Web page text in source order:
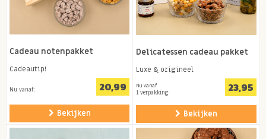
Cadeau notenpakket
Cadeautip!
Nu vanaf: 20,99
Bekijken
Delicatessen cadeau pakket
Luxe & origineel
Nu vanaf
1 verpakking 23,95
Bekijken